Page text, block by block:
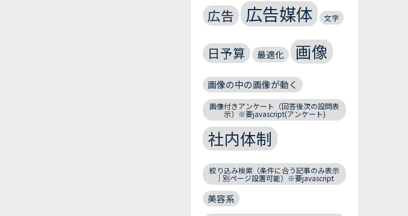
広告 広告媒体 文字
日予算 最適化 画像
画像の中の画像が動く
画像付きアンケート（回答後次の設問表
示）※要javascript(アンケート)
社内体制
絞り込み検索（条件に合う記事のみ表示
｜別ページ設置可能）※要javascript
美容系